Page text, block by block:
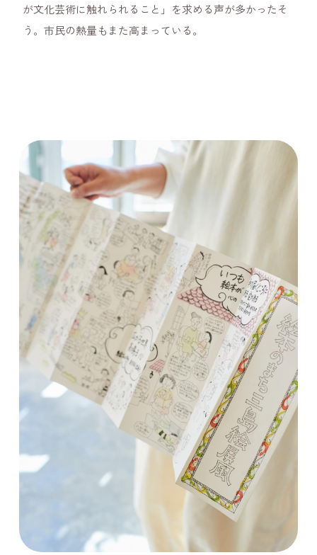
が文化芸術に触れられること」を求める声が多かったそ
う。市民の熱量もまた高まっている。